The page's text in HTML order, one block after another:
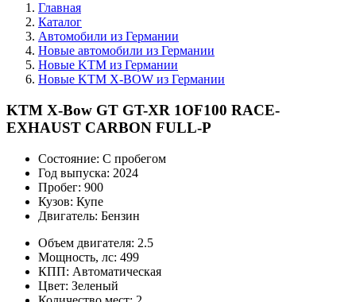
Главная
Каталог
Автомобили из Германии
Новые автомобили из Германии
Новые KTM из Германии
Новые KTM X-BOW из Германии
KTM X-Bow GT GT-XR 1OF100 RACE-
EXHAUST CARBON FULL-P
Состояние: С пробегом
Год выпуска: 2024
Пробег: 900
Кузов: Купе
Двигатель: Бензин
Объем двигателя: 2.5
Мощность, лс: 499
КПП: Автоматическая
Цвет: Зеленый